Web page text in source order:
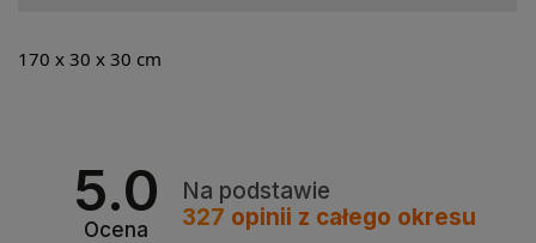
170 x 30 x 30 cm
5.0
Ocena
Na podstawie
327 opinii z całego okresu